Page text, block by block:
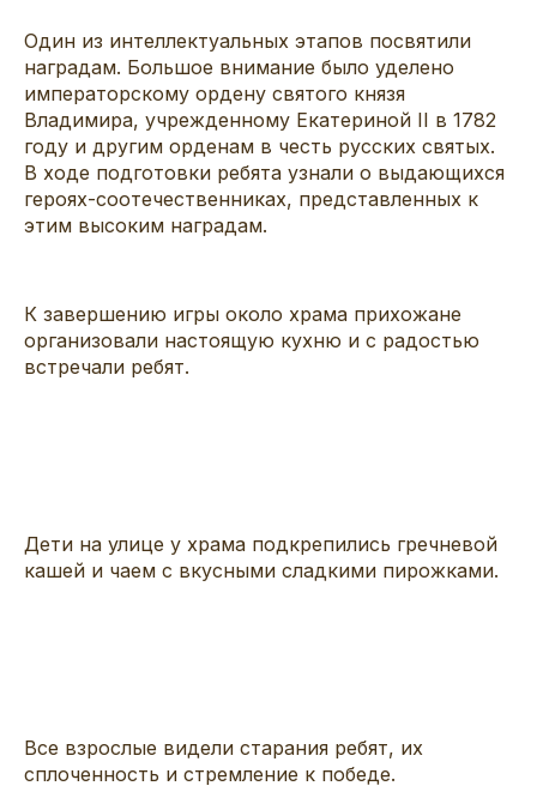
Один из интеллектуальных этапов посвятили
наградам. Большое внимание было уделено
императорскому ордену святого князя
Владимира, учрежденному Екатериной II в 1782
году и другим орденам в честь русских святых.
В ходе подготовки ребята узнали о выдающихся
героях-соотечественниках, представленных к
этим высоким наградам.
К завершению игры около храма прихожане
организовали настоящую кухню и с радостью
встречали ребят.
Дети на улице у храма подкрепились гречневой
кашей и чаем с вкусными сладкими пирожками.
Все взрослые видели старания ребят, их
сплоченность и стремление к победе.